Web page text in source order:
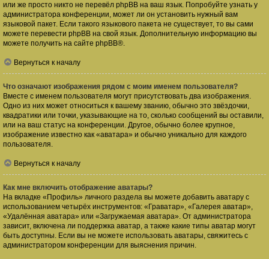
или же просто никто не перевёл phpBB на ваш язык. Попробуйте узнать у
администратора конференции, может ли он установить нужный вам
языковой пакет. Если такого языкового пакета не существует, то вы сами
можете перевести phpBB на свой язык. Дополнительную информацию вы
можете получить на сайте phpBB®.
Вернуться к началу
Что означают изображения рядом с моим именем пользователя?
Вместе с именем пользователя могут присутствовать два изображения.
Одно из них может относиться к вашему званию, обычно это звёздочки,
квадратики или точки, указывающие на то, сколько сообщений вы оставили,
или на ваш статус на конференции. Другое, обычно более крупное,
изображение известно как «аватара» и обычно уникально для каждого
пользователя.
Вернуться к началу
Как мне включить отображение аватары?
На вкладке «Профиль» личного раздела вы можете добавить аватару с
использованием четырёх инструментов: «Граватар», «Галерея аватар»,
«Удалённая аватара» или «Загружаемая аватара». От администратора
зависит, включена ли поддержка аватар, а также какие типы аватар могут
быть доступны. Если вы не можете использовать аватары, свяжитесь с
администратором конференции для выяснения причин.